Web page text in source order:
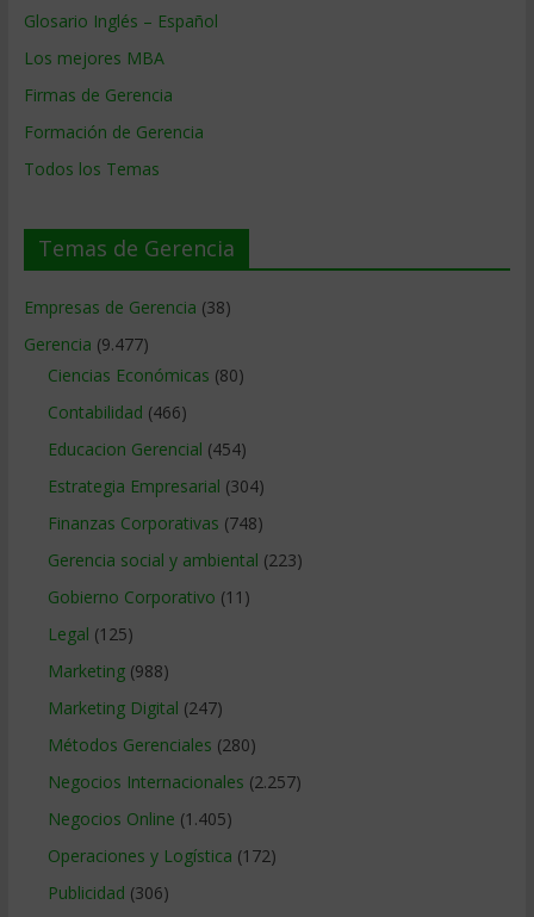
Glosario Inglés – Español
Los mejores MBA
Firmas de Gerencia
Formación de Gerencia
Todos los Temas
Temas de Gerencia
Empresas de Gerencia (38)
Gerencia (9.477)
Ciencias Económicas (80)
Contabilidad (466)
Educacion Gerencial (454)
Estrategia Empresarial (304)
Finanzas Corporativas (748)
Gerencia social y ambiental (223)
Gobierno Corporativo (11)
Legal (125)
Marketing(988)
Marketing Digital (247)
Métodos Gerenciales (280)
Negocios Internacionales (2.257)
Negocios Online (1.405)
Operaciones y Logística (172)
Publicidad (306)